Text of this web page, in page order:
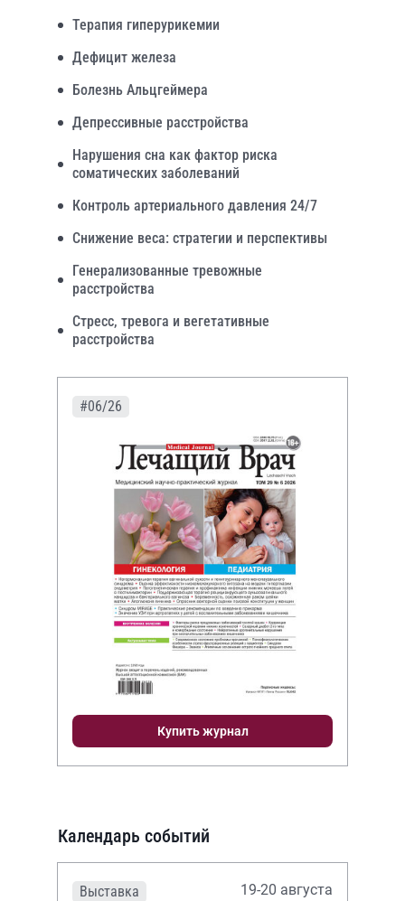
Терапия гиперурикемии
Дефицит железа
Болезнь Альцгеймера
Депрессивные расстройства
Нарушения сна как фактор риска
соматических заболеваний
Контроль артериального давления 24/7
Снижение веса: стратегии и перспективы
Генерализованные тревожные
расстройства
Стресс, тревога и вегетативные
расстройства
#06/26
Купить журнал
Календарь событий
Выставка 19-20 августа